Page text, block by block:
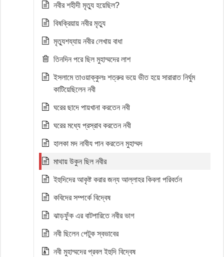
নবীর শহীদী মৃত্যু হয়েছিল?
বিষক্রিয়ায় নবীর মৃত্যু
মৃত্যুশয্যায় নবীর লেখায় বাধা
তিনদিন পরে ছিল মুহাম্মদের লাশ
ইসলামে তাওয়াক্কুলঃ শত্রুর ভয়ে ভীত হয়ে সারারাত নির্ঘুম
কাটিয়েছিলেন নবী
ঘরের ছাদে পায়খানা করতেন নবী
ঘরের মধ্যে প্রস্রাব করতেন নবী
হালকা মদ নাবীয পান করতেন মুহাম্মদ
মাথায় উকুন ছিল নবীর
ইহুদিদের আকৃষ্ট করার জন্য আল্লাহর কিবলা পরিবর্তন
কবিদের সম্পর্কে বিদ্বেষ
ঝাড়ফুঁক এর বাটপারিতে নবীর ভাগ
নবী ছিলেন পেটুক স্বভাবের
নবী মুহাম্মদের প্রবল ইহুদি বিদ্বেষ